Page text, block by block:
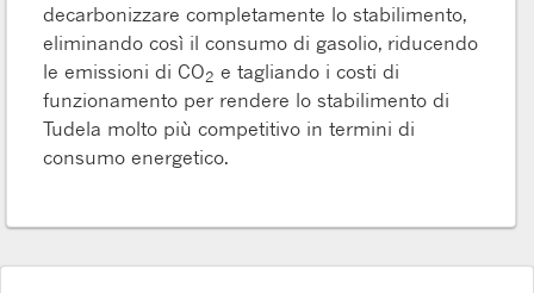
decarbonizzare completamente lo stabilimento,
eliminando così il consumo di gasolio, riducendo
le emissioni di CO2 e tagliando i costi di
funzionamento per rendere lo stabilimento di
Tudela molto più competitivo in termini di
consumo energetico.